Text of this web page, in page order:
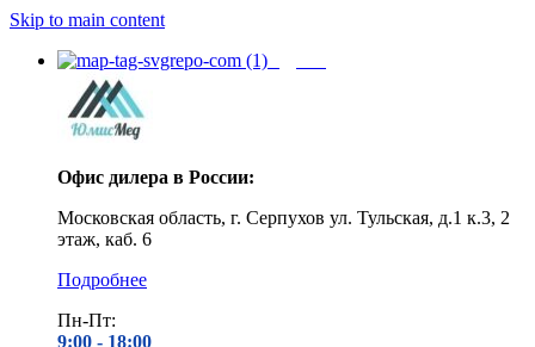
Skip to main content
Офис дилера в России:
Московская область, г. Серпухов ул. Тульская, д.1 к.3, 2
этаж, каб. 6
Подробнее
Пн-Пт:
9:00 - 18:00